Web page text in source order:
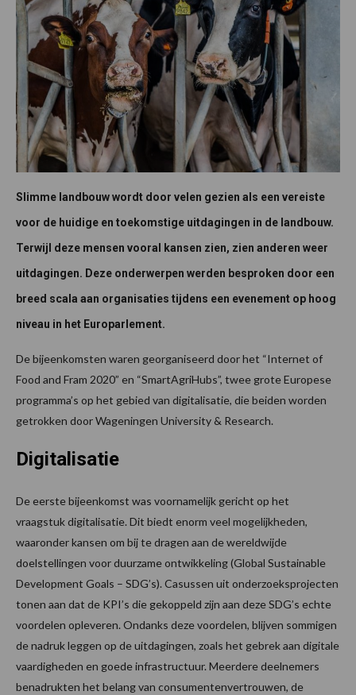
Slimme landbouw wordt door velen gezien als een vereiste
voor de huidige en toekomstige uitdagingen in de landbouw.
Terwijl deze mensen vooral kansen zien, zien anderen weer
uitdagingen. Deze onderwerpen werden besproken door een
breed scala aan organisaties tijdens een evenement op hoog
niveau in het Europarlement.
De bijeenkomsten waren georganiseerd door het “Internet of
Food and Fram 2020” en “SmartAgriHubs”, twee grote Europese
programma’s op het gebied van digitalisatie, die beiden worden
getrokken door Wageningen University & Research.
Digitalisatie
De eerste bijeenkomst was voornamelijk gericht op het
vraagstuk digitalisatie. Dit biedt enorm veel mogelijkheden,
waaronder kansen om bij te dragen aan de wereldwijde
doelstellingen voor duurzame ontwikkeling (Global Sustainable
Development Goals – SDG’s). Casussen uit onderzoeksprojecten
tonen aan dat de KPI’s die gekoppeld zijn aan deze SDG’s echte
voordelen opleveren. Ondanks deze voordelen, blijven sommigen
de nadruk leggen op de uitdagingen, zoals het gebrek aan digitale
vaardigheden en goede infrastructuur. Meerdere deelnemers
benadrukten het belang van consumentenvertrouwen, de